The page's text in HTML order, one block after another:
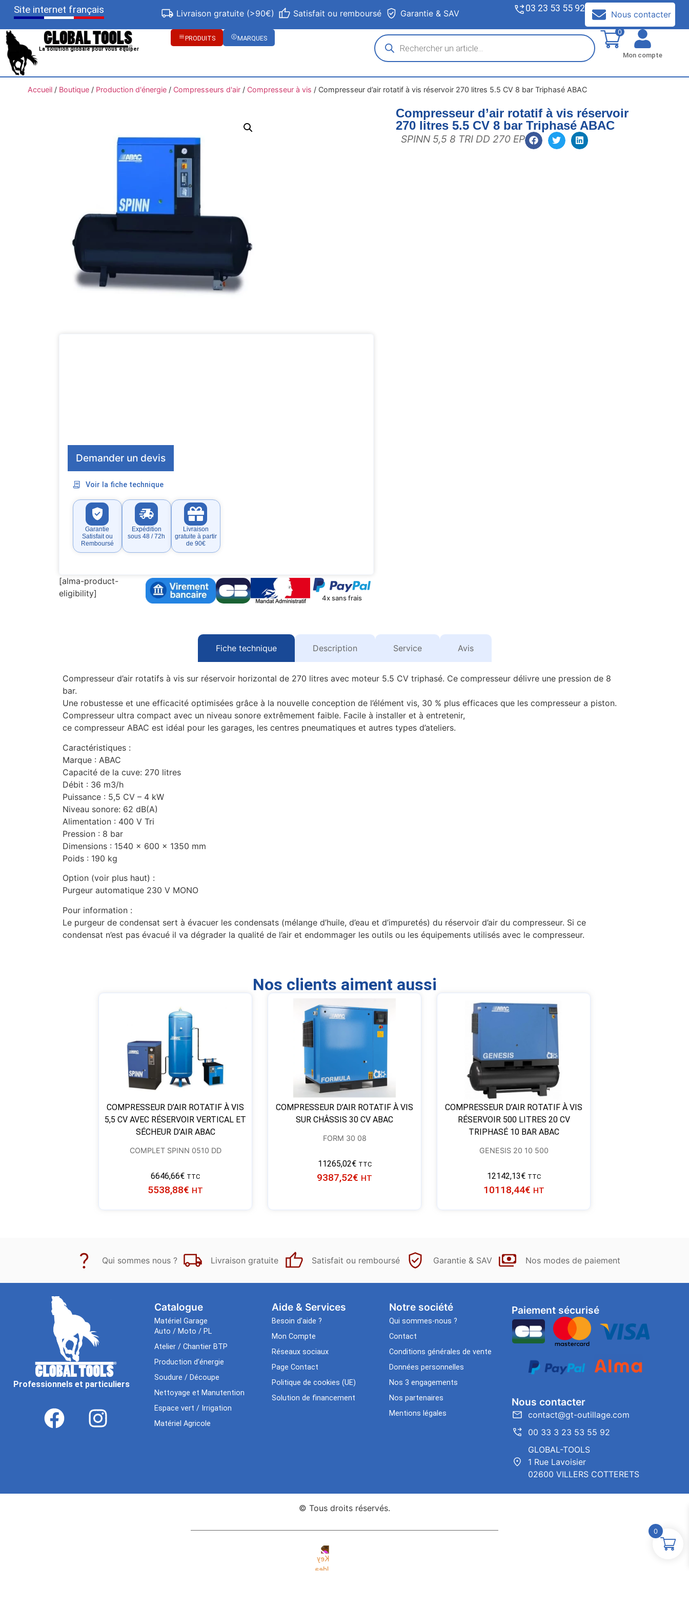
Site internet français Livraison gratuite (>90€) Satisfait ou remboursé Garantie & SAV 03 23 53 55 92
Nous contacter
La solution globale pour vous équiper
PRODUITS MARQUES
0
Mon compte
Accueil/ Boutique/ Production d'énergie/ Compresseurs d'air/ Compresseur à vis / Compresseur d’air rotatif à vis réservoir 270 litres 5.5 CV 8 bar Triphasé ABAC
Compresseur d’air rotatif à vis réservoir
270 litres 5.5 CV 8 bar Triphasé ABAC
SPINN 5,5 8 TRI DD 270 EP
Demander un devis
Voir la fiche technique
Garantie
Satisfait ou
Remboursé
Expédition
sous 48 / 72h
Livraison
gratuite à partir
de 90€
[alma-product-
eligibility]
4x sans frais
Fiche technique Description Service Avis
Compresseur d’air rotatifs à vis sur réservoir horizontal de 270 litres avec moteur 5.5 CV triphasé. Ce compresseur délivre une pression de 8
bar.
Une robustesse et une efficacité optimisées grâce à la nouvelle conception de l’élément vis, 30 % plus efficaces que les compresseur a piston.
Compresseur ultra compact avec un niveau sonore extrêmement faible. Facile à installer et à entretenir,
ce compresseur ABAC est idéal pour les garages, les centres pneumatiques et autres types d’ateliers.
Caractéristiques :
Marque : ABAC
Capacité de la cuve: 270 litres
Débit : 36 m3/h
Puissance : 5,5 CV – 4 kW
Niveau sonore: 62 dB(A)
Alimentation : 400 V Tri
Pression : 8 bar
Dimensions : 1540 x 600 x 1350 mm
Poids : 190 kg
Option (voir plus haut) :
Purgeur automatique 230 V MONO
Pour information :
Le purgeur de condensat sert à évacuer les condensats (mélange d’huile, d’eau et d’impuretés) du réservoir d’air du compresseur. Si ce
condensat n’est pas évacué il va dégrader la qualité de l’air et endommager les outils ou les équipements utilisés avec le compresseur.
Nos clients aiment aussi
COMPRESSEUR D’AIR ROTATIF À VIS
5,5 CV AVEC RÉSERVOIR VERTICAL ET
SÉCHEUR D’AIR ABAC
COMPLET SPINN 0510 DD
6646,66€ TTC
5538,88€ HT
COMPRESSEUR D’AIR ROTATIF À VIS
SUR CHÂSSIS 30 CV ABAC
FORM 30 08
11265,02€ TTC
9387,52€ HT
COMPRESSEUR D’AIR ROTATIF À VIS
RÉSERVOIR 500 LITRES 20 CV
TRIPHASÉ 10 BAR ABAC
GENESIS 20 10 500
12142,13€ TTC
10118,44€ HT
Qui sommes nous ? Livraison gratuite Satisfait ou remboursé Garantie & SAV Nos modes de paiement
Professionnels et particuliers
Catalogue
Matériel Garage
Auto / Moto / PL
Atelier / Chantier BTP
Production d’énergie
Soudure / Découpe
Nettoyage et Manutention
Espace vert / Irrigation
Matériel Agricole
Aide & Services​
Besoin d’aide ?
Mon Compte
Réseaux sociaux
Page Contact
Politique de cookies (UE)
Solution de financement
Notre société
Qui sommes-nous ?
Contact
Conditions générales de vente
Données personnelles
Nos 3 engagements
Nos partenaires
Mentions légales
Paiement sécurisé
Nous contacter
contact@gt-outillage.com
00 33 3 23 53 55 92
GLOBAL-TOOLS
1 Rue Lavoisier
02600 VILLERS COTTERETS
© Tous droits réservés.
0